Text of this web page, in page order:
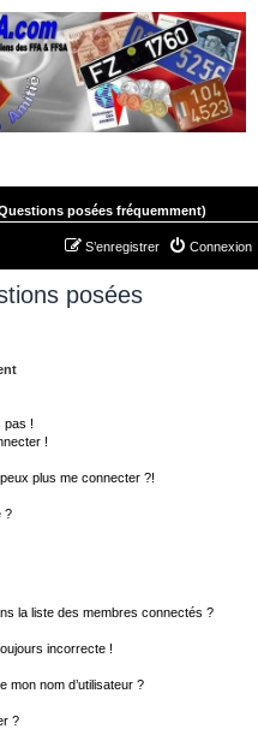
posées fréquemment)
Connexion
S’enregistrer
posées
pas !
!
plus me connecter ?!
?
la liste des membres connectés ?
incorrecte !
mon nom d’utilisateur ?
?